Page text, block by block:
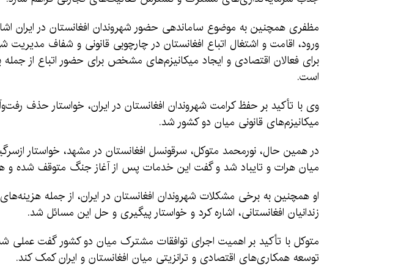
مظفری همچنین به موضوع ساماندهی حضور شهروندان افغانستان در ایران
ورود، اقامت و اشتغال اتباع افغانستان در چارچوبی قانونی و شفاف مدیریت
برای فعالان اقتصادی و ایجاد میکانیزم‌های مشخص برای حضور اتباع از
است.
وی با تأکید بر حفظ کرامت شهروندان افغانستان در ایران، خواستار حذف
میکانیزم‌های قانونی میان دو کشور شد.
در همین حال، نورمحمد متوکل، سرقونسل افغانستان در مشهد، خواستار
میان هرات و تایباد شد و گفت این خدمات پس از آغاز جنگ متوقف شده و
او همچنین به برخی مشکلات شهروندان افغانستان در ایران، از جمله
زندانیان افغانستانی، اشاره کرد و خواستار پیگیری و حل این مسائل شد.
متوکل با تأکید بر اهمیت اجرای توافقات مشترک میان دو کشور گفت عملی
توسعه همکاری‌های اقتصادی و ترانزیتی میان افغانستان و ایران کمک کند.